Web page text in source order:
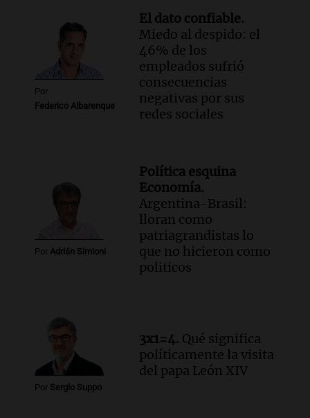
Por
Federico Albarenque
El dato confiable.
Miedo al despido: el
46% de los
empleados sufrió
consecuencias
negativas por sus
redes sociales
Por Adrián Simioni
Política esquina
Economía.
Argentina-Brasil:
lloran como
patriagrandistas lo
que no hicieron como
politicos
Por Sergio Suppo
3x1=4. Qué significa
políticamente la visita
del papa León XIV